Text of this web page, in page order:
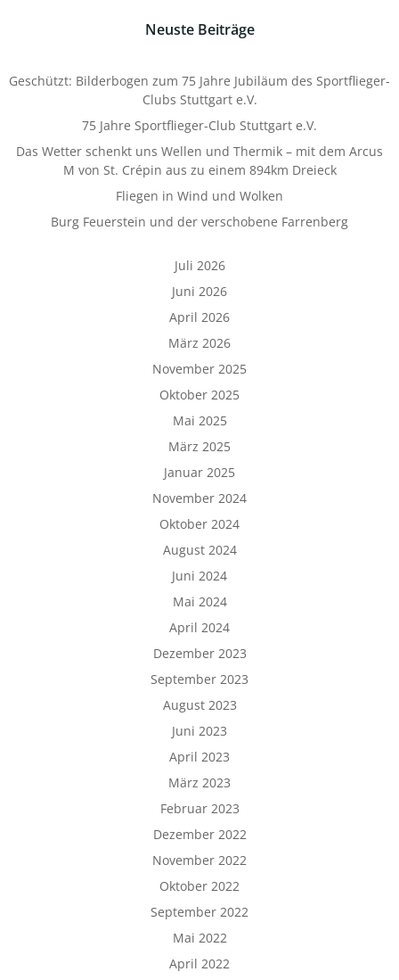
Neuste Beiträge
Geschützt: Bilderbogen zum 75 Jahre Jubiläum des Sportflieger-
Clubs Stuttgart e.V.
75 Jahre Sportflieger-Club Stuttgart e.V.
Das Wetter schenkt uns Wellen und Thermik – mit dem Arcus
M von St. Crépin aus zu einem 894km Dreieck
Fliegen in Wind und Wolken
Burg Feuerstein und der verschobene Farrenberg
Juli 2026
Juni 2026
April 2026
März 2026
November 2025
Oktober 2025
Mai 2025
März 2025
Januar 2025
November 2024
Oktober 2024
August 2024
Juni 2024
Mai 2024
April 2024
Dezember 2023
September 2023
August 2023
Juni 2023
April 2023
März 2023
Februar 2023
Dezember 2022
November 2022
Oktober 2022
September 2022
Mai 2022
April 2022